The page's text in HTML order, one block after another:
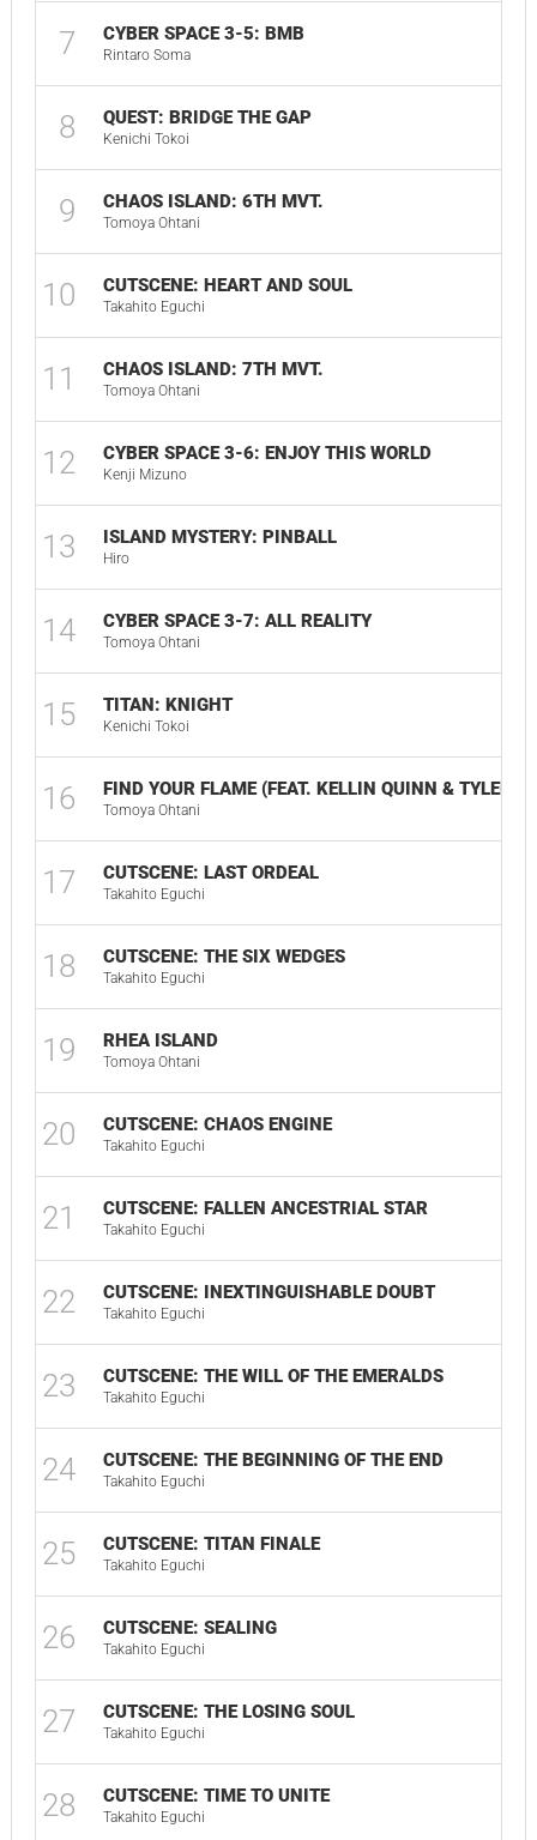
7 CYBER SPACE 3-5: BMB
Rintaro Soma
8 QUEST: BRIDGE THE GAP
Kenichi Tokoi
9 CHAOS ISLAND: 6TH MVT.
Tomoya Ohtani
10 CUTSCENE: HEART AND SOUL
Takahito Eguchi
11 CHAOS ISLAND: 7TH MVT.
Tomoya Ohtani
12 CYBER SPACE 3-6: ENJOY THIS WORLD
Kenji Mizuno
13 ISLAND MYSTERY: PINBALL
Hiro
14 CYBER SPACE 3-7: ALL REALITY
Tomoya Ohtani
15 TITAN: KNIGHT
Kenichi Tokoi
16 FIND YOUR FLAME (FEAT. KELLIN QUINN & TYLER
Tomoya Ohtani
17 CUTSCENE: LAST ORDEAL
Takahito Eguchi
18 CUTSCENE: THE SIX WEDGES
Takahito Eguchi
19 RHEA ISLAND
Tomoya Ohtani
20 CUTSCENE: CHAOS ENGINE
Takahito Eguchi
21 CUTSCENE: FALLEN ANCESTRIAL STAR
Takahito Eguchi
22 CUTSCENE: INEXTINGUISHABLE DOUBT
Takahito Eguchi
23 CUTSCENE: THE WILL OF THE EMERALDS
Takahito Eguchi
24 CUTSCENE: THE BEGINNING OF THE END
Takahito Eguchi
25 CUTSCENE: TITAN FINALE
Takahito Eguchi
26 CUTSCENE: SEALING
Takahito Eguchi
27 CUTSCENE: THE LOSING SOUL
Takahito Eguchi
28 CUTSCENE: TIME TO UNITE
Takahito Eguchi